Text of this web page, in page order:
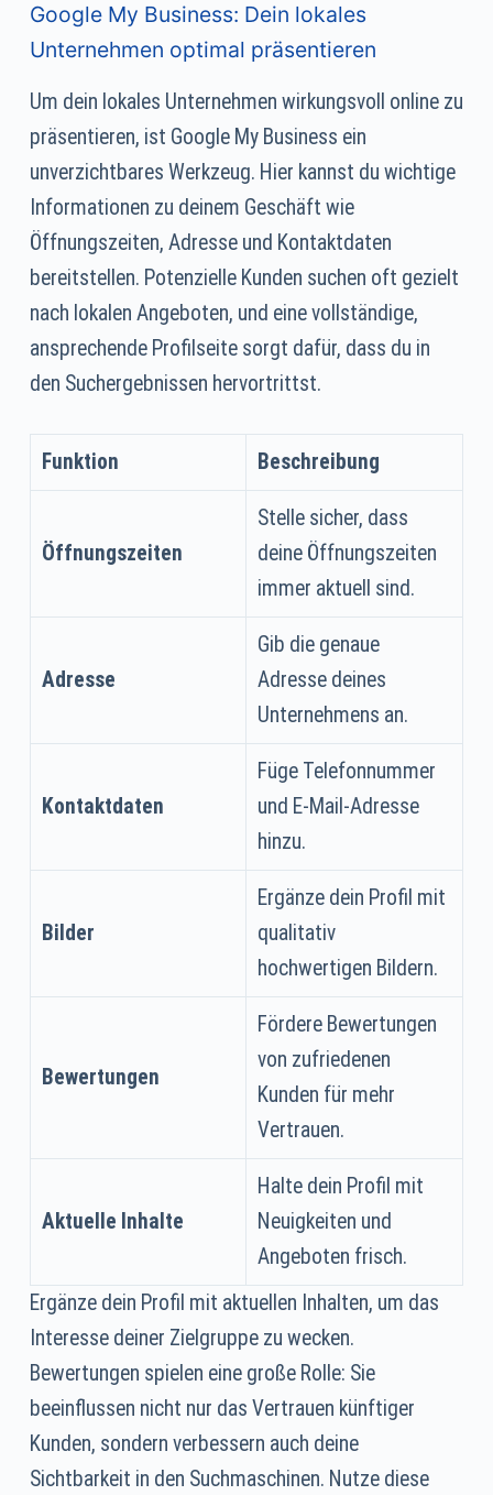
Google My Business: Dein lokales
Unternehmen optimal präsentieren
Um dein lokales Unternehmen wirkungsvoll online zu
präsentieren, ist Google My Business ein
unverzichtbares Werkzeug. Hier kannst du wichtige
Informationen zu deinem Geschäft wie
Öffnungszeiten, Adresse und Kontaktdaten
bereitstellen. Potenzielle Kunden suchen oft gezielt
nach lokalen Angeboten, und eine vollständige,
ansprechende Profilseite sorgt dafür, dass du in
den Suchergebnissen hervortrittst.
Funktion Beschreibung
Öffnungszeiten
Stelle sicher, dass
deine Öffnungszeiten
immer aktuell sind.
Adresse
Gib die genaue
Adresse deines
Unternehmens an.
Kontaktdaten
Füge Telefonnummer
und E-Mail-Adresse
hinzu.
Bilder
Ergänze dein Profil mit
qualitativ
hochwertigen Bildern.
Bewertungen
Fördere Bewertungen
von zufriedenen
Kunden für mehr
Vertrauen.
Aktuelle Inhalte
Halte dein Profil mit
Neuigkeiten und
Angeboten frisch.
Ergänze dein Profil mit aktuellen Inhalten, um das
Interesse deiner Zielgruppe zu wecken.
Bewertungen spielen eine große Rolle: Sie
beeinflussen nicht nur das Vertrauen künftiger
Kunden, sondern verbessern auch deine
Sichtbarkeit in den Suchmaschinen. Nutze diese